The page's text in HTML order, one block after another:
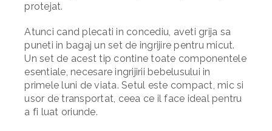
protejat.
Atunci cand plecati in concediu, aveti grija sa
puneti in bagaj unset de ingrijire pentru micut.
Un set de acest tip contine toate componentele
esentiale, necesare ingrijirii bebelusului in
primele luni de viata. Setul este compact, mic si
usor de transportat, ceea ce il face ideal pentru
a fi luat oriunde.